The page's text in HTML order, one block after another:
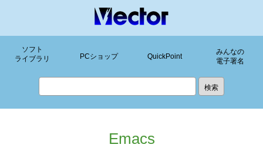
ソフト
ライブラリ
PCショップ QuickPoint
みんなの
電子署名
Emacs